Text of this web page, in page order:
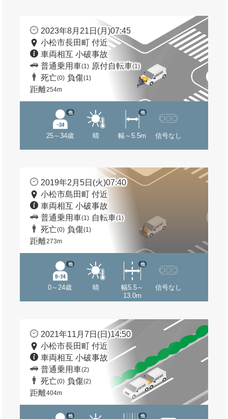
2023年8月21日(月)07:45
小松市長田町 付近
車両相互 小破事故
普通乗用車(1) 原付自転車(1)
死亡(0) 負傷(1)
距離254m
25～34歳
他
晴 幅～5.5m
他
信号なし
2019年2月5日(火)07:40
小松市島田町 付近
車両相互 小破事故
普通乗用車(1) 自転車(1)
死亡(0) 負傷(1)
距離273m
0～24歳
他
晴
幅5.5～
13.0m
他
信号なし
2021年11月7日(日)14:50
小松市長田町 付近
車両相互 小破事故
普通乗用車(2)
死亡(0) 負傷(2)
距離404m
他 他